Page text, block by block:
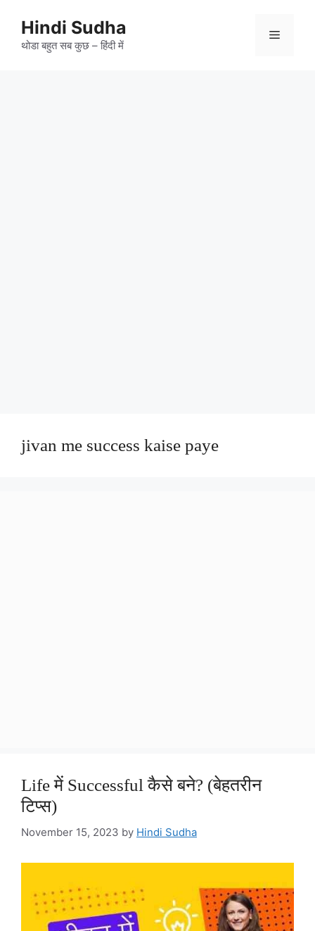
contentHindi Sudha
थोडा बहुत सब कुछ – हिंदी में
Menu
jivan me success kaise paye
Life में Successful कैसे बने? (बेहतरीन
टिप्स)
November 15, 2023 by Hindi Sudha